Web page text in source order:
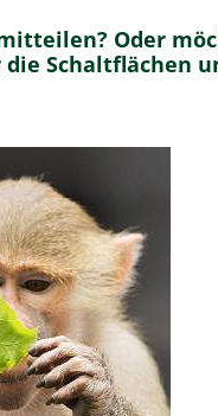
Oder
Schaltflächen
gewünschte
finden Sie die
Frage!